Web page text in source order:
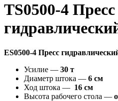
TS0500-4 Пресс
ES0500-4 Пресс
Усилие — 30 т
Диаметр штока — 6 см
Ход штока — 16 см
Высота рабочего стола —